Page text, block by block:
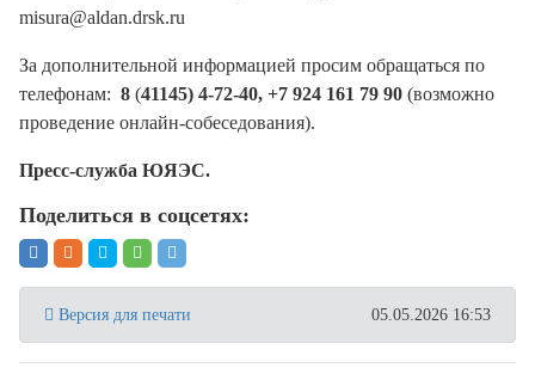
misura@aldan.drsk.ru
За дополнительной информацией просим обращаться по
телефонам: 8 (41145) 4-72-40, +7 924 161 79 90 (возможно
проведение онлайн-собеседования).
Пресс-служба ЮЯЭС.
Поделиться в соцсетях:
Версия для печати 05.05.2026 16:53